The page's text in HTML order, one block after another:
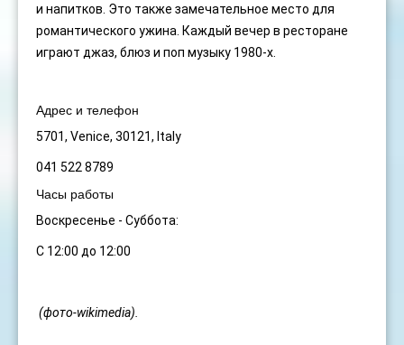
и напитков. Это также замечательное место для
романтического ужина. Каждый вечер в ресторане
играют джаз, блюз и поп музыку 1980-х.
Адрес и телефон
5701, Venice, 30121, Italy
041 522 8789
Часы работы
Воскресенье - Суббота:
С 12:00 до 12:00
(фото-wikimedia).